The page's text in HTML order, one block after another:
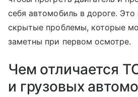
себя автомобиль в дороге.
скрытые проблемы, которые
заметны при первом осмотре.
Чем отличается
и грузовых